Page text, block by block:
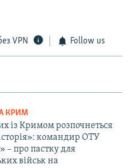
VPN Follow us
КРИМ
із Кримом розпочнеться
командир ОТУ
– про пастку для
військ на